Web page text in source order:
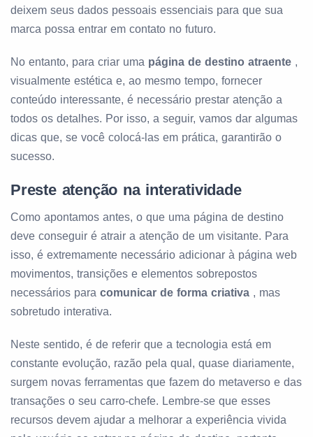
deixem seus dados pessoais essenciais para que sua
marca possa entrar em contato no futuro.
No entanto, para criar uma página de destino atraente ,
visualmente estética e, ao mesmo tempo, fornecer
conteúdo interessante, é necessário prestar atenção a
todos os detalhes. Por isso, a seguir, vamos dar algumas
dicas que, se você colocá-las em prática, garantirão o
sucesso.
Preste atenção na interatividade
Como apontamos antes, o que uma página de destino
deve conseguir é atrair a atenção de um visitante. Para
isso, é extremamente necessário adicionar à página web
movimentos, transições e elementos sobrepostos
necessários para comunicar de forma criativa , mas
sobretudo interativa.
Neste sentido, é de referir que a tecnologia está em
constante evolução, razão pela qual, quase diariamente,
surgem novas ferramentas que fazem do metaverso e das
transações o seu carro-chefe. Lembre-se que esses
recursos devem ajudar a melhorar a experiência vivida